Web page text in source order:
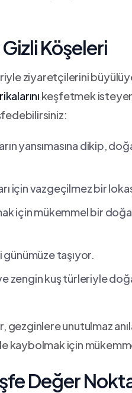
Köşeleri
ziyaretçilerini
⁢keşfetmek
yansımasına dikip,
için vazgeçilmez bir
için mükemmel bir
taşıyor.
zengin kuş türleriyle
gezginlere unutulmaz
kaybolmak için
Değer